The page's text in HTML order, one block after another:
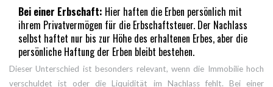
Bei einer Erbschaft: Hier haften die Erben persönlich mit
ihrem Privatvermögen für die Erbschaftsteuer. Der Nachlass
selbst haftet nur bis zur Höhe des erhaltenen Erbes, aber die
persönliche Haftung der Erben bleibt bestehen.
Dieser Unterschied ist besonders relevant, wenn die Immobilie hoch
verschuldet ist oder die Liquidität im Nachlass fehlt. Bei einer